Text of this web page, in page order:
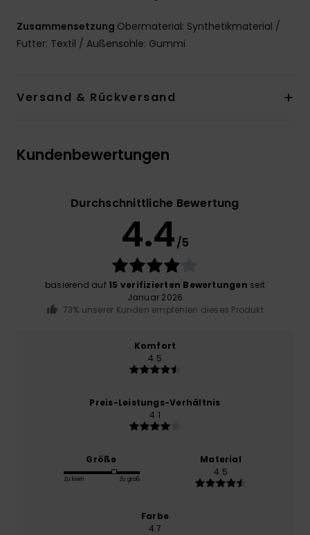
Zusammensetzung Obermaterial: Synthetikmaterial /
Futter: Textil / Außensohle: Gummi
Versand & Rückversand
Kundenbewertungen
Durchschnittliche Bewertung
4.4/5
basierend auf 15 verifizierten Bewertungen seit
Januar 2026
73% unserer Kunden empfehlen dieses Produkt
Komfort
4.5
Preis-Leistungs-Verhältnis
4.1
Größe
Zu klein Zu groß
Material
4.5
Farbe
4.7